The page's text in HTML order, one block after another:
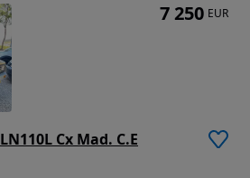
Cx Mad. C.E
7 250 EUR